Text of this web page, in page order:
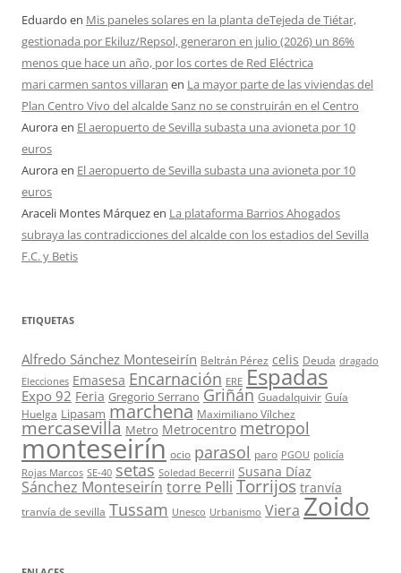
Eduardo en Mis paneles solares en la planta deTejeda de Tiétar,
gestionada por Ekiluz/Repsol, generaron en julio (2026) un 86%
menos que hace un año, por los cortes de Red Eléctrica
mari carmen santos villaran en La mayor parte de las viviendas del
Plan Centro Vivo del alcalde Sanz no se construirán en el Centro
Auroraen El aeropuerto de Sevilla subasta una avioneta por 10
euros
Auroraen El aeropuerto de Sevilla subasta una avioneta por 10
euros
Araceli Montes Márquezen La plataforma Barrios Ahogados
subraya las contradicciones del alcalde con los estadios del Sevilla
F.C. y Betis
ETIQUETAS
Alfredo Sánchez Monteseirín Beltrán Pérez celis Deuda dragado
Elecciones Emasesa Encarnación ERE Espadas
Expo 92 Feria Gregorio Serrano Griñán Guadalquivir Guía
Huelga Lipasam marchena Maximiliano Vílchez
mercasevilla Metro Metrocentro metropol
monteseirín ocio parasol paro PGOU policía
Rojas Marcos SE-40 setas Soledad Becerril Susana Díaz
Sánchez Monteseirín torre Pelli Torrijos tranvía
tranvía de sevilla Tussam Unesco Urbanismo Viera Zoido